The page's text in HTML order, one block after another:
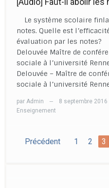
Le système scolaire
notes. Quelle est
évaluation par les
Delouvée Maître de
sociale à l’université
Delouvée – Maître de
sociale à l’université
par Admin — 8 septembre 2016
Enseignement
Précédent 1 2 3